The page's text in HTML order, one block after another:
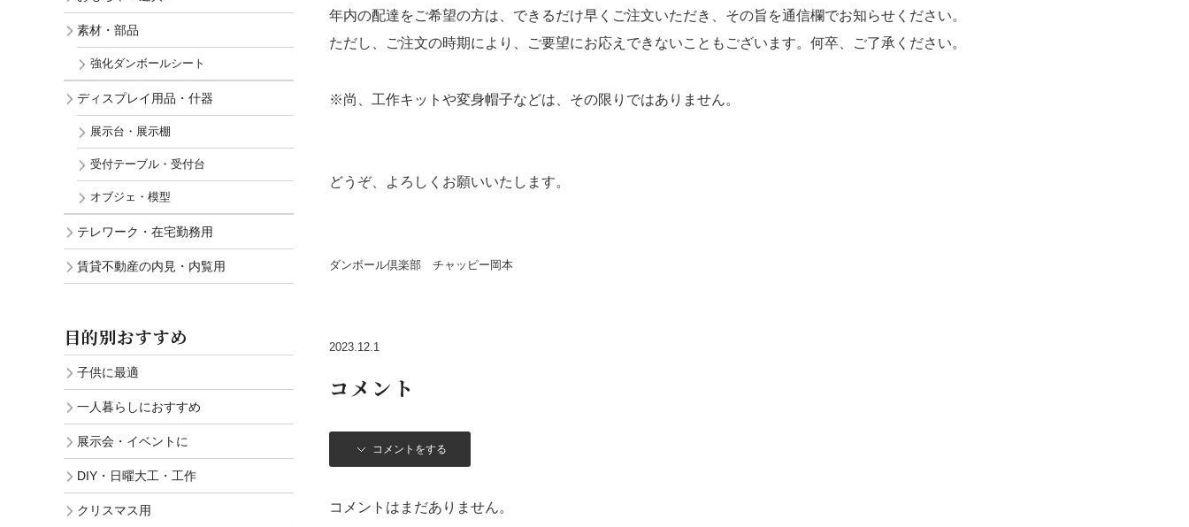
賃貸不動産の内見・内覧用
年内の配達をご希望の方は、できるだけ早くご注文いただき、その旨を通信欄でお知らせください。
ただし、ご注文の時期により、ご要望にお応えできないこともございます。何卒、ご了承ください。
※尚、工作キットや変身帽子などは、その限りではありません。
どうぞ、よろしくお願いいたします。
ダンボール倶楽部 チャッピー岡本
2023.12.1
コメント
コメントをする
コメントはまだありません。
素材・部品
強化ダンボールシート
ディスプレイ用品・什器
展示台・展示棚
受付テーブル・受付台
オブジェ・模型
テレワーク・在宅勤務用
賃貸不動産の内見・内覧用
目的別おすすめ
子供に最適
一人暮らしにおすすめ
展示会・イベントに
DIY・日曜大工・工作
クリスマス用